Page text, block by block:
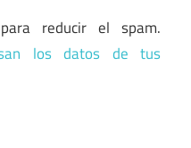
reducir el spam.
los datos de tus